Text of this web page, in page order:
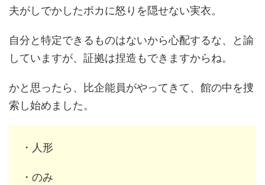
夫がしでかしたポカに怒りを隠せない実衣。
自分と特定できるものはないから心配するな、と諭
していますが、証拠は捏造もできますからね。
かと思ったら、比企能員がやってきて、館の中を捜
索し始めました。
・人形
・のみ